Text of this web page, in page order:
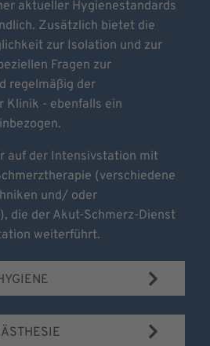
aktueller Hygienestandards
Zusätzlich bietet die
zur Isolation und zur
Fragen zur
regelmäßig der
Klinik - ebenfalls ein
auf der Intensivstation mit
(verschiedene
und/ oder
die der Akut-Schmerz-Dienst
weiterführt.